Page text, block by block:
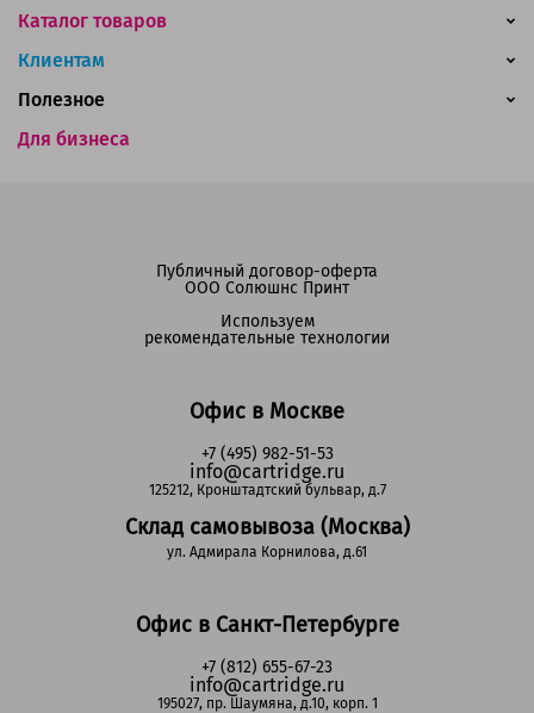
Каталог товаров
Клиентам
Для бизнеса
Полезное
Офис в Москве
+7 (495) 982-51-53
info@cartridge.ru
125212, Кронштадтский бульвар, д.7
Склад самовывоза (Москва)
ул. Адмирала Корнилова, д.61
Офис в Санкт-Петербурге
+7 (812) 655-67-23
info@cartridge.ru
195027, пр. Шаумяна, д.10, корп. 1
Публичный договор-оферта
ООО Солюшнс Принт
Используем
рекомендательные технологии